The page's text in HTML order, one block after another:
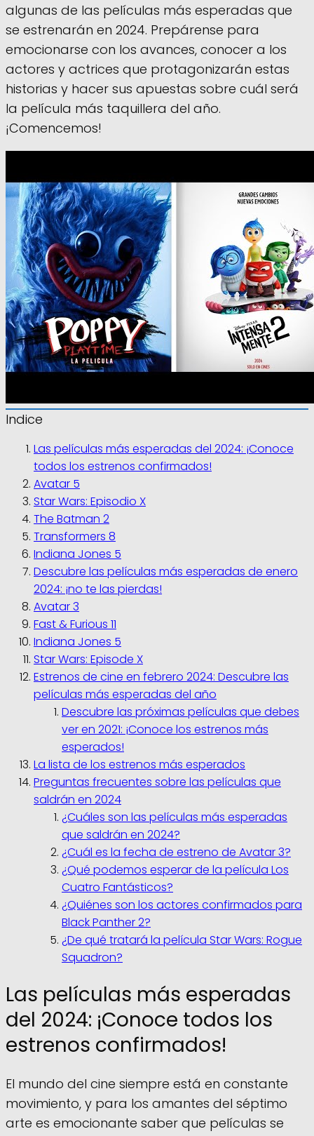
algunas de las películas más esperadas que
se estrenarán en 2024. Prepárense para
emocionarse con los avances, conocer a los
actores y actrices que protagonizarán estas
historias y hacer sus apuestas sobre cuál será
la película más taquillera del año.
¡Comencemos!
Indice
Las películas más esperadas del 2024: ¡Conoce
todos los estrenos confirmados!
Avatar 5
Star Wars: Episodio X
The Batman 2
Transformers 8
Indiana Jones 5
Descubre las películas más esperadas de enero
2024: ¡no te las pierdas!
Avatar 3
Fast & Furious 11
Indiana Jones 5
Star Wars: Episode X
Estrenos de cine en febrero 2024: Descubre las
películas más esperadas del año
Descubre las próximas películas que debes
ver en 2021: ¡Conoce los estrenos más
esperados!
La lista de los estrenos más esperados
Preguntas frecuentes sobre las películas que
saldrán en 2024
¿Cuáles son las películas más esperadas
que saldrán en 2024?
¿Cuál es la fecha de estreno de Avatar 3?
¿Qué podemos esperar de la película Los
Cuatro Fantásticos?
¿Quiénes son los actores confirmados para
Black Panther 2?
¿De qué tratará la película Star Wars: Rogue
Squadron?
Las películas más esperadas
del 2024: ¡Conoce todos los
estrenos confirmados!
El mundo del cine siempre está en constante
movimiento, y para los amantes del séptimo
arte es emocionante saber que películas se